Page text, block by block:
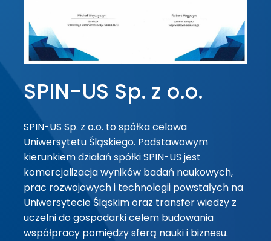
SPIN-US Sp. z o.o.
SPIN-US Sp. z o.o. to spółka celowa
Uniwersytetu Śląskiego. Podstawowym
kierunkiem działań spółki SPIN-US jest
komercjalizacja wyników badań naukowych,
prac rozwojowych i technologii powstałych na
Uniwersytecie Śląskim oraz transfer wiedzy z
uczelni do gospodarki celem budowania
współpracy pomiędzy sferą nauki i biznesu.